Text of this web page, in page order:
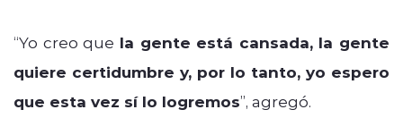
“Yo creo que la gente está cansada, la gente
quiere certidumbre y, por lo tanto, yo espero
que esta vez sí lo logremos”, agregó.